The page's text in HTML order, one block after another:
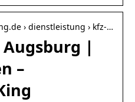
› dienstleistung › kfz-…
Augsburg |
–